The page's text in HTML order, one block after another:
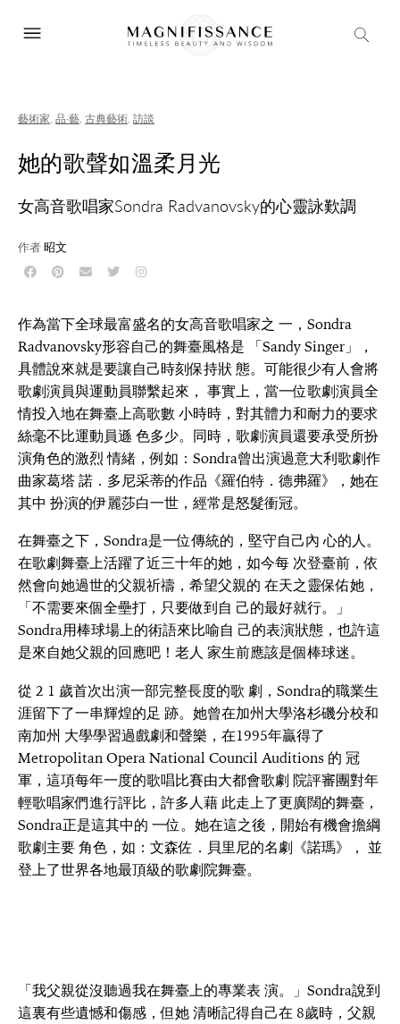
藝術家, 品·藝, 古典藝術, 訪談
她的歌聲如溫柔月光
女高音歌唱家Sondra Radvanovsky的心靈詠歎調
作者昭文
作為當下全球最富盛名的女高音歌唱家之 一，Sondra
Radvanovsky形容自己的舞臺風格是 「Sandy Singer」，
具體說來就是要讓自己時刻保持狀 態。可能很少有人會將
歌劇演員與運動員聯繫起來， 事實上，當一位歌劇演員全
情投入地在舞臺上高歌數 小時時，對其體力和耐力的要求
絲毫不比運動員遜 色多少。同時，歌劇演員還要承受所扮
演角色的激烈 情緒，例如：Sondra曾出演過意大利歌劇作
曲家葛塔 諾．多尼采蒂的作品《羅伯特．德弗羅》，她在
其中 扮演的伊麗莎白一世，經常是怒髮衝冠。
在舞臺之下，Sondra是一位傳統的，堅守自己內 心的人。
在歌劇舞臺上活躍了近三十年的她，如今每 次登臺前，依
然會向她過世的父親祈禱，希望父親的 在天之靈保佑她，
「不需要來個全壘打，只要做到自 己的最好就行。」
Sondra用棒球場上的術語來比喻自 己的表演狀態，也許這
是來自她父親的回應吧！老人 家生前應該是個棒球迷。
從 2 1 歲首次出演一部完整長度的歌 劇，Sondra的職業生
涯留下了一串輝煌的足 跡。她曾在加州大學洛杉磯分校和
南加州 大學學習過戲劇和聲樂，在1995年贏得了
Metropolitan Opera National Council Auditions 的 冠
軍，這項每年一度的歌唱比賽由大都會歌劇 院評審團對年
輕歌唱家們進行評比，許多人藉 此走上了更廣闊的舞臺，
Sondra正是這其中的 一位。她在這之後，開始有機會擔綱
歌劇主要 角色，如：文森佐．貝里尼的名劇《諾瑪》， 並
登上了世界各地最頂級的歌劇院舞臺。
「我父親從沒聽過我在舞臺上的專業表 演。」Sondra說到
這裏有些遺憾和傷感，但她 清晰記得自己在 8歲時，父親